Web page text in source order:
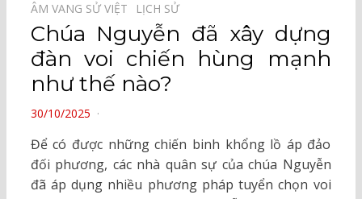
ÂM VANG SỬ VIỆT⠀ LỊCH SỬ⠀
Chúa Nguyễn đã xây dựng
đàn voi chiến hùng mạnh
như thế nào?
POSTED
30/10/2025
Để có được những chiến binh khổng lồ áp đảo
đối phương, các nhà quân sự của chúa Nguyễn
đã áp dụng nhiều phương pháp tuyển chọn voi